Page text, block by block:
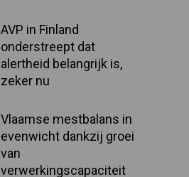
AVP in Finland
onderstreept dat
alertheid belangrijk is,
zeker nu
Vlaamse mestbalans in
evenwicht dankzij groei
van
verwerkingscapaciteit